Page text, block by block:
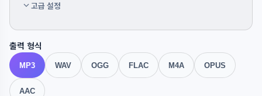
고급 설정
출력 형식
MP3 WAV OGG FLAC M4A OPUS
AAC